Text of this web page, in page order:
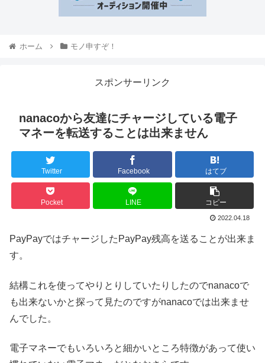
ホーム モノ申すぞ！
スポンサーリンク
nanacoから友達にチャージしている電子
マネーを転送することは出来ません
Twitter Facebook はてブ
Pocket LINE コピー
2022.04.18
PayPayではチャージしたPayPay残高を送ることが出来ま
す。
結構これを使ってやりとりしていたりしたのでnanacoで
も出来ないかと探って見たのですがnanacoでは出来ませ
んでした。
電子マネーでもいろいろと細かいところ特徴があって使い